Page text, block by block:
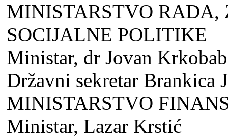
MINISTARSTVO RADA,
SOCIJALNE POLITIKE
Ministar, dr Jovan
Državni sekretar Brankica
MINISTARSTVO
Ministar, Lazar Krstić